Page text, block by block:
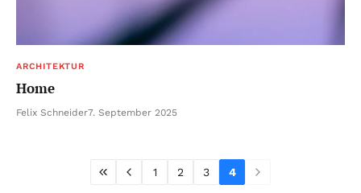
ARCHITEKTUR
Home
Felix Schneider7. September 2025
1 2 3 4